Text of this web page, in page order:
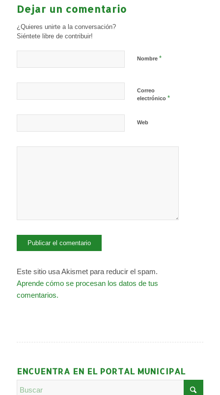
Dejar un comentario
¿Quieres unirte a la conversación?
Siéntete libre de contribuir!
Nombre *
Correo
electrónico *
Web
Este sitio usa Akismet para reducir el spam.
Aprende cómo se procesan los datos de tus
comentarios.
ENCUENTRA EN EL PORTAL MUNICIPAL